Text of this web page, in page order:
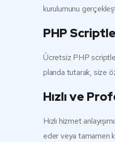
kurulumunu
PHP
Ücretsiz PHP
planda tutarak, size
Hızlı ve
Hızlı hizmet
eder veya tamamen